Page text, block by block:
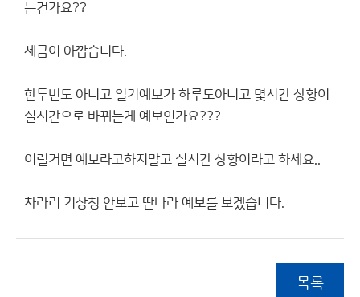
는건가요??
세금이 아깝습니다.
한두번도 아니고 일기예보가 하루도아니고 몇시간 상황이
실시간으로 바뀌는게 예보인가요???
이럴거면 예보라고하지말고 실시간 상황이라고 하세요..
차라리 기상청 안보고 딴나라 예보를 보겠습니다.
목록